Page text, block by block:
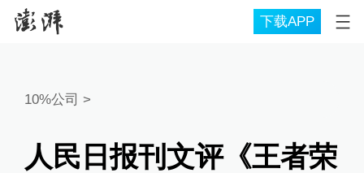
下载APP
10%公司 >
人民日报刊文评《王者荣